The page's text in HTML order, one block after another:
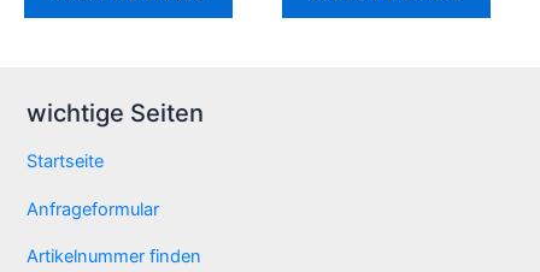
wichtige Seiten
Startseite
Anfrageformular
Artikelnummer finden